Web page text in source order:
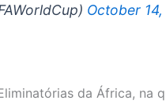
October
da África, na